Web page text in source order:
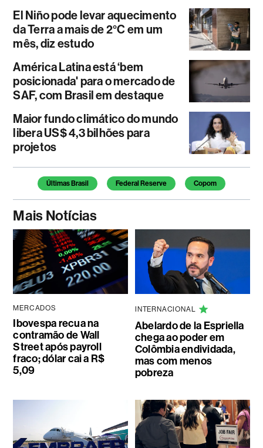
El Niño pode levar aquecimento
da Terra a mais de 2°C em um
mês, diz estudo
América Latina está ‘bem
posicionada' para o mercado de
SAF, com Brasil em destaque
Maior fundo climático do mundo
libera US$ 4,3 bilhões para
projetos
Temas deste artigo
Últimas Brasil Federal Reserve Copom
Mais Notícias
MERCADOS
Ibovespa recua na
contramão de Wall
Street após payroll
fraco; dólar cai a R$
5,09
INTERNACIONAL
Abelardo de la Espriella
chega ao poder em
Colômbia endividada,
mas com menos
pobreza